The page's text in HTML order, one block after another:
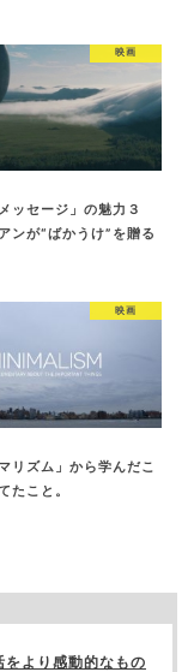
映画
ッセージ」の魅力３
ンが“ばかうけ”を贈る
映画
リズム」から学んだこ
たこと。
をより感動的なもの